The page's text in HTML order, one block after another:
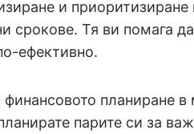
и приоритизиране
срокове. Тя ви помага
ефективно.
планиране в
парите си за